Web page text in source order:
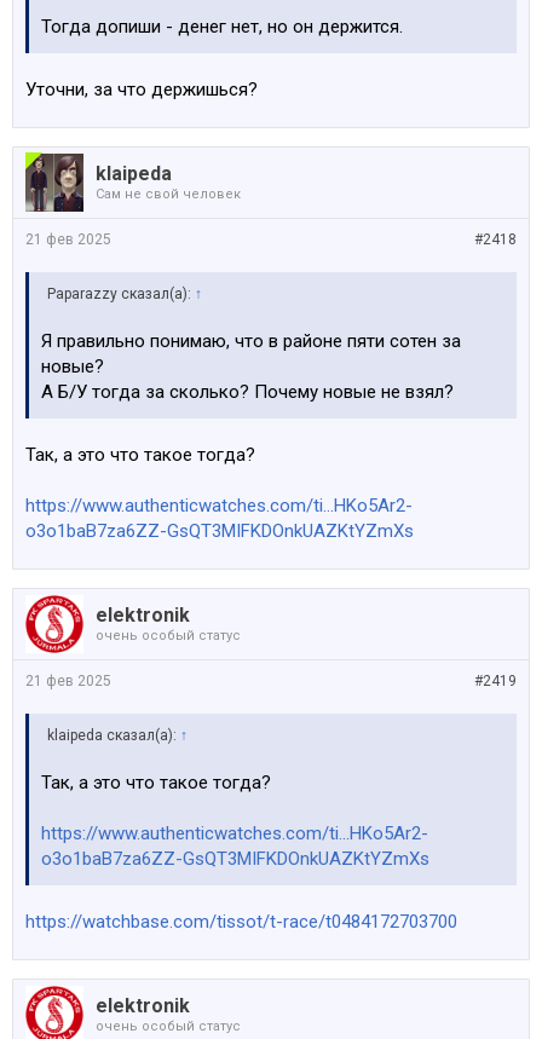
Тогда допиши - денег нет, но он держится.
Уточни, за что держишься?
klaipeda
Сам не свой человек
#2418
21 фев 2025
Paparazzy сказал(а): ↑
Я правильно понимаю, что в районе пяти сотен за
новые?
А Б/У тогда за сколько? Почему новые не взял?
Так, а это что такое тогда?
https://www.authenticwatches.com/ti...HKo5Ar2-
o3o1baB7za6ZZ-GsQT3MIFKDOnkUAZKtYZmXs
elektronik
очень особый статус
#2419
21 фев 2025
klaipeda сказал(а): ↑
Так, а это что такое тогда?
https://www.authenticwatches.com/ti...HKo5Ar2-
o3o1baB7za6ZZ-GsQT3MIFKDOnkUAZKtYZmXs
https://watchbase.com/tissot/t-race/t0484172703700
elektronik
очень особый статус